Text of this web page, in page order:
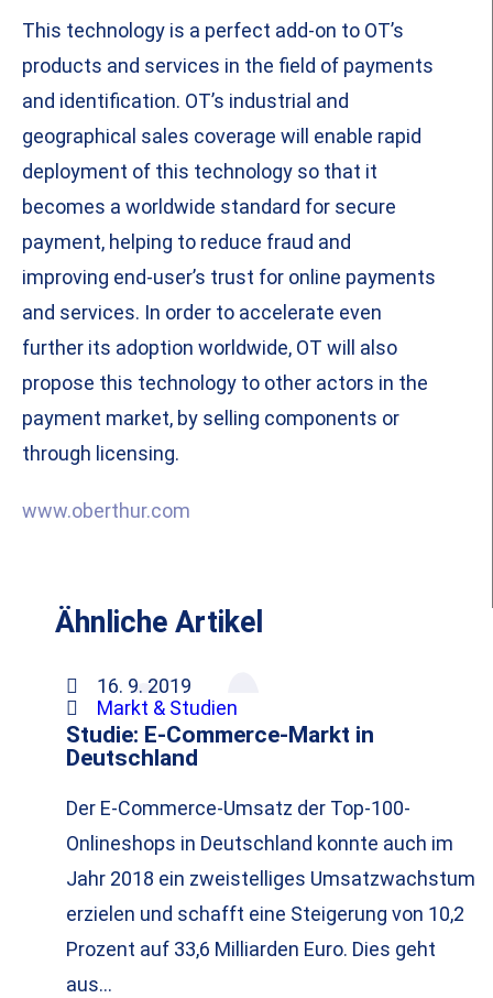
This technology is a perfect add-on to OT’s
products and services in the field of payments
and identification. OT’s industrial and
geographical sales coverage will enable rapid
deployment of this technology so that it
becomes a worldwide standard for secure
payment, helping to reduce fraud and
improving end-user’s trust for online payments
and services. In order to accelerate even
further its adoption worldwide, OT will also
propose this technology to other actors in the
payment market, by selling components or
through licensing.
www.oberthur.com
Ähnliche Artikel
16. 9. 2019
Markt & Studien
Studie: E-Commerce-Markt in
Deutschland
Der E-Commerce-Umsatz der Top-100-
Onlineshops in Deutschland konnte auch im
Jahr 2018 ein zweistelliges Umsatzwachstum
erzielen und schafft eine Steigerung von 10,2
Prozent auf 33,6 Milliarden Euro. Dies geht
aus…